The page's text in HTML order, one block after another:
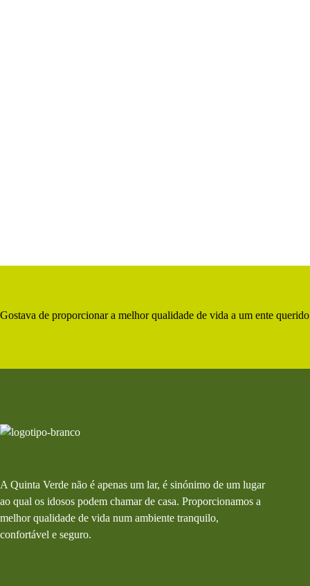
Gostava de proporcionar a melhor qualidade de vida a um ente
A Quinta Verde não é apenas um lar, é sinónimo de um lugar
ao qual os idosos podem chamar de casa. Proporcionamos a
melhor qualidade de vida num ambiente tranquilo,
confortável e seguro.